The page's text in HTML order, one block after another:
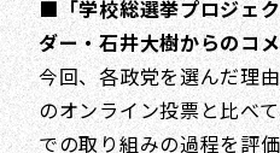
■「学校総選挙プロジェ
ダー・石井大樹からのコ
今回、各政党を選んだ理
のオンライン投票と比べ
での取り組みの過程を評